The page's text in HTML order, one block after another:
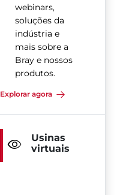
webinars,
soluções da
indústria e
mais sobre a
Bray e nossos
produtos.
Explorar agora
Usinas
virtuais